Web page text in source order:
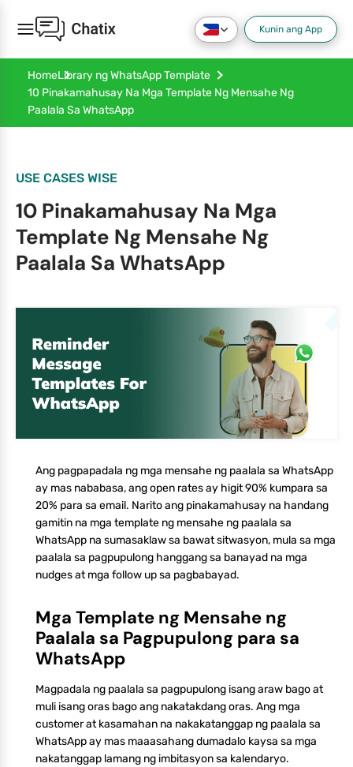
Kunin ang App
HomeLibrary ng WhatsApp Template
10 Pinakamahusay Na Mga Template Ng Mensahe Ng
Paalala Sa WhatsApp
USE CASES WISE
10 Pinakamahusay Na Mga
Template Ng Mensahe Ng
Paalala Sa WhatsApp
Ang pagpapadala ng mga mensahe ng paalala sa WhatsApp
ay mas nababasa, ang open rates ay higit 90% kumpara sa
20% para sa email. Narito ang pinakamahusay na handang
gamitin na mga template ng mensahe ng paalala sa
WhatsApp na sumasaklaw sa bawat sitwasyon, mula sa mga
paalala sa pagpupulong hanggang sa banayad na mga
nudges at mga follow up sa pagbabayad.
Mga Template ng Mensahe ng
Paalala sa Pagpupulong para sa
WhatsApp
Magpadala ng paalala sa pagpupulong isang araw bago at
muli isang oras bago ang nakatakdang oras. Ang mga
customer at kasamahan na nakakatanggap ng paalala sa
WhatsApp ay mas maaasahang dumadalo kaysa sa mga
nakatanggap lamang ng imbitasyon sa kalendaryo.